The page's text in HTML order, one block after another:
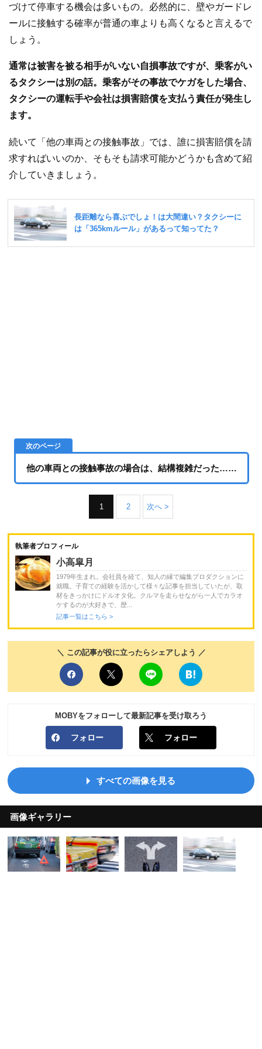
づけて停車する機会は多いもの。必然的に、壁やガードレ
ールに接触する確率が普通の車よりも高くなると言えるで
しょう。
通常は被害を被る相手がいない自損事故ですが、乗客がい
るタクシーは別の話。乗客がその事故でケガをした場合、
タクシーの運転手や会社は損害賠償を支払う責任が発生し
ます。
続いて「他の車両との接触事故」では、誰に損害賠償を請
求すればいいのか、そもそも請求可能かどうかも含めて紹
介していきましょう。
他の車両との接触事故の場合は、結構複雑だった……
1 2 次へ >
執筆者プロフィール
小高皐月
1979年生まれ。会社員を経て、知人の縁で編集プロダクションに
就職。子育ての経験を活かして様々な記事を担当していたが、取
材をきっかけにドルオタ化。クルマを走らせながら一人でカラオ
ケするのが大好きで、歴...
記事一覧はこちら >
＼ この記事が役に立ったらシェアしよう ／
MOBYをフォローして最新記事を受け取ろう
フォロー フォロー
すべての画像を見る
画像ギャラリー